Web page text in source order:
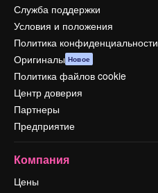
Служба поддержки
Условия и положения
Политика конфиденциальности
Оригиналы Новое
Политика файлов cookie
Центр доверия
Партнеры
Предприятие
Компания
Цены